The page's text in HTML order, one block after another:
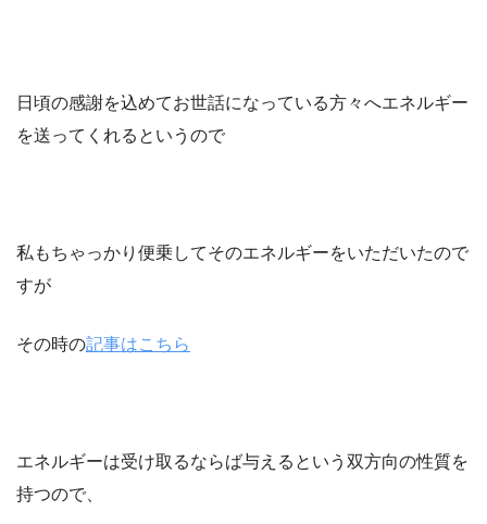
日頃の感謝を込めてお世話になっている方々へエネルギー
を送ってくれるというので
私もちゃっかり便乗してそのエネルギーをいただいたので
すが
その時の記事はこちら
エネルギーは受け取るならば与えるという双方向の性質を
持つので、